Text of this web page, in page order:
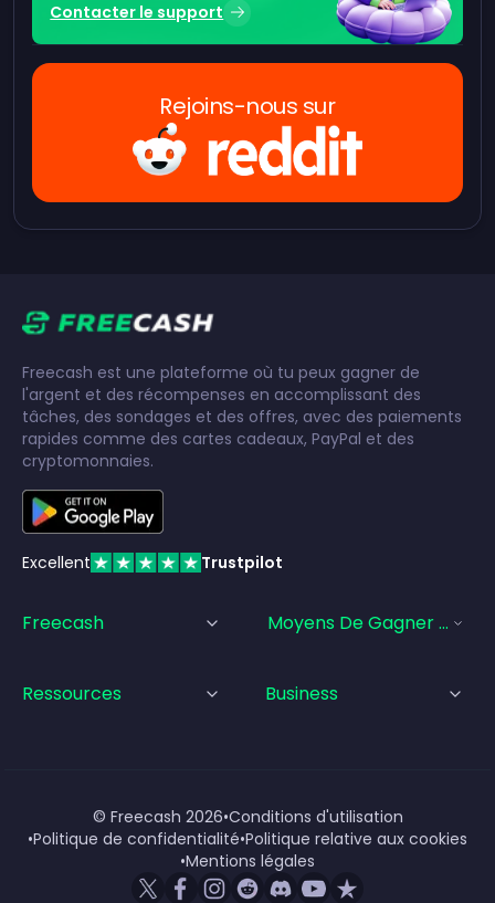
Contacter le support
Rejoins-nous sur
Freecash est une plateforme où tu peux gagner de
l'argent et des récompenses en accomplissant des
tâches, des sondages et des offres, avec des paiements
rapides comme des cartes cadeaux, PayPal et des
cryptomonnaies.
Excellent Trustpilot
Freecash Moyens De Gagner De
Ressources Business
© Freecash 2026•Conditions d'utilisation
•Politique de confidentialité•Politique relative aux cookies
•Mentions légales